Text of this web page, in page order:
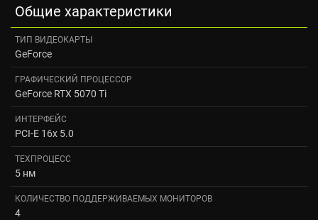
Общие характеристики
ТИП ВИДЕОКАРТЫ
GeForce
ГРАФИЧЕСКИЙ ПРОЦЕССОР
GeForce RTX 5070 Ti
ИНТЕРФЕЙС
PCI-E 16x 5.0
ТЕХПРОЦЕСС
5 нм
КОЛИЧЕСТВО ПОДДЕРЖИВАЕМЫХ МОНИТОРОВ
4